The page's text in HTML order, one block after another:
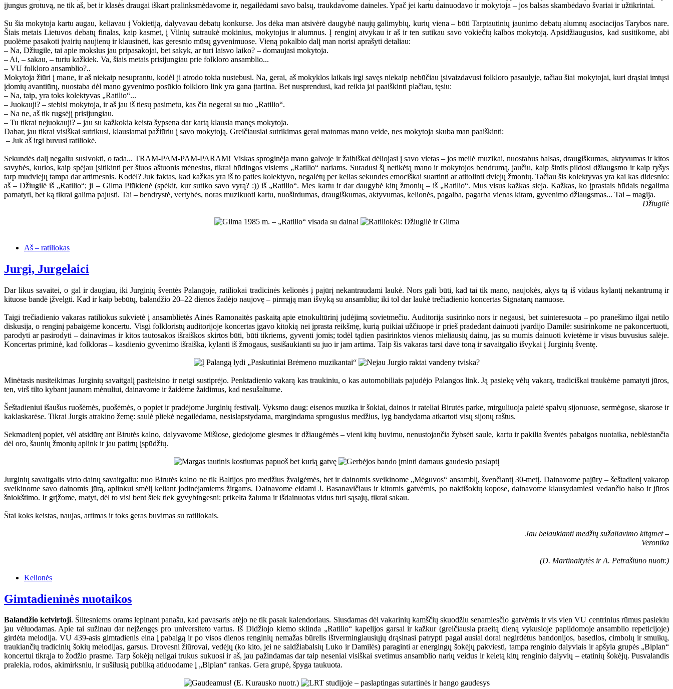
įjungus grotuvą, ne tik aš, bet ir klasės draugai iškart pralinksmėdavome ir, negailėdami savo balsų, traukdavome daineles. Ypač jei kartu dainuodavo ir mokytoja – jos balsas skambėdavo švariai ir užtikrintai.
Su šia mokytoja kartu augau, keliavau į Vokietiją, dalyvavau debatų konkurse. Jos dėka man atsivėrė daugybė naujų galimybių, kurių viena – būti Tarptautinių jaunimo debatų alumnų asociacijos Tarybos nare.
Šiais metais Lietuvos debatų finalas, kaip kasmet, į Vilnių sutraukė mokinius, mokytojus ir alumnus. Į renginį atvykau ir aš ir ten sutikau savo vokiečių kalbos mokytoją. Apsidžiaugusios, kad susitikome, abi
puolėme pasakoti įvairių naujienų ir klausinėti, kas geresnio mūsų gyvenimuose. Vieną pokalbio dalį man norisi aprašyti detaliau:
– Na, Džiugile, tai apie mokslus jau pripasakojai, bet sakyk, ar turi laisvo laiko? – domaujasi mokytoja.
– Ai, – sakau, – turiu kažkiek. Va, šiais metais prisijungiau prie folkloro ansamblio...
– VU folkloro ansamblio?..
Mokytoja žiūri į mane, ir aš niekaip nesuprantu, kodėl ji atrodo tokia nustebusi. Na, gerai, aš mokyklos laikais irgi savęs niekaip nebūčiau įsivaizdavusi folkloro pasaulyje, tačiau šiai mokytojai, kuri drąsiai imtųsi
įdomių avantiūrų, nuostaba dėl mano gyvenimo posūkio folkloro link yra gana įtartina. Bet nusprendusi, kad reikia jai paaiškinti plačiau, tęsiu:
– Na, taip, yra toks kolektyvas „Ratilio“...
– Juokauji? – stebisi mokytoja, ir aš jau iš tiesų pasimetu, kas čia negerai su tuo „Ratilio“.
– Na ne, aš tik rugsėjį prisijungiau.
– Tu tikrai nejuokauji? – jau su kažkokia keista šypsena dar kartą klausia manęs mokytoja.
Dabar, jau tikrai visiškai sutrikusi, klausiamai pažiūriu į savo mokytoją. Greičiausiai sutrikimas gerai matomas mano veide, nes mokytoja skuba man paaiškinti:
– Juk aš irgi buvusi ratiliokė.
Sekundės dalį negaliu susivokti, o tada... TRAM-PAM-PAM-PARAM! Viskas sproginėja mano galvoje ir žaibiškai dėliojasi į savo vietas – jos meilė muzikai, nuostabus balsas, draugiškumas, aktyvumas ir kitos
savybės, kurios, kaip spėjau įsitikinti per šiuos aštuonis mėnesius, tikrai būdingos visiems „Ratilio“ nariams. Suradusi šį netikėtą mano ir mokytojos bendrumą, jaučiu, kaip širdis pildosi džiaugsmo ir kaip ryšys
tarp mudviejų tampa dar artimesnis. Kodėl? Juk faktas, kad kažkas yra iš to paties kolektyvo, negalėtų per kelias sekundes emociškai suartinti ar atitolinti dviejų žmonių. Tačiau šis kolektyvas yra kai kas didesnio:
aš – Džiugilė iš „Ratilio“; ji – Gilma Plūkienė (spėkit, kur sutiko savo vyrą? :)) iš „Ratilio“. Mes kartu ir dar daugybė kitų žmonių – iš „Ratilio“. Mus visus kažkas sieja. Kažkas, ko įprastais būdais negalima
pamatyti, bet ką tikrai galima pajusti. Tai – bendrystė, vertybės, noras muzikuoti kartu, nuoširdumas, draugiškumas, aktyvumas, kelionės, pagalba, pagarba vienas kitam, gyvenimo džiaugsmas... Tai – magija.
Džiugilė
Aš – ratiliokas
Jurgi, Jurgelaici
Dar likus savaitei, o gal ir daugiau, iki Jurginių šventės Palangoje, ratiliokai tradicinės kelionės į pajūrį nekantraudami laukė. Nors gali būti, kad tai tik mano, naujokės, akys tą iš vidaus kylantį nekantrumą ir
kituose bandė įžvelgti. Kad ir kaip bebūtų, balandžio 20–22 dienos žadėjo naujovę – pirmąją man išvyką su ansambliu; iki tol dar laukė trečiadienio koncertas Signatarų namuose.
Taigi trečiadienio vakaras ratiliokus sukvietė į ansamblietės Ainės Ramonaitės paskaitą apie etnokultūrinį judėjimą sovietmečiu. Auditorija susirinko nors ir negausi, bet suinteresuota – po pranešimo ilgai netilo
diskusija, o renginį pabaigėme koncertu. Visgi folkloristų auditorijoje koncertas įgavo kitokią nei įprasta reikšmę, kurią puikiai užčiuopė ir prieš pradedant dainuoti įvardijo Damilė: susirinkome ne pakoncertuoti,
parodyti ar pasirodyti – dainavimas ir kitos tautosakos išraiškos skirtos būti, būti tikriems, gyventi jomis; todėl tądien pasirinktos vienos mieliausių dainų, jas su mumis dainuoti kvietėme ir visus buvusius salėje.
Koncertas priminė, kad folkloras – kasdienio gyvenimo išraiška, kylanti iš žmogaus, susišaukianti su juo ir jam artima. Taip šis vakaras tarsi davė toną ir savaitgalio išvykai į Jurginių šventę.
Minėtasis nusiteikimas Jurginių savaitgalį pasiteisino ir netgi sustiprėjo. Penktadienio vakarą kas traukiniu, o kas automobiliais pajudėjo Palangos link. Ją pasiekę vėlų vakarą, tradiciškai traukėme pamatyti jūros,
ten, virš tilto kybant jaunam mėnuliui, dainavome ir žaidėme žaidimus, kad nesušaltume.
Šeštadieniui išaušus ruošėmės, puošėmės, o popiet ir pradėjome Jurginių festivalį. Vyksmo daug: eisenos muzika ir šokiai, dainos ir rateliai Birutės parke, mirguliuoja paletė spalvų sijonuose, sermėgose, skarose ir
kaklaskarėse. Tikrai Jurgis atrakino žemę: saulė pliekė negailėdama, nesislapstydama, margindama sprogusius medžius, lyg bandydama atkartoti visų sijonų raštus.
Sekmadienį popiet, vėl atsidūrę ant Birutės kalno, dalyvavome Mišiose, giedojome giesmes ir džiaugėmės – vieni kitų buvimu, nenustojančia žybsėti saule, kartu ir pakilia šventės pabaigos nuotaika, neblėstančia
dėl oro, šaunių žmonių aplink ir jau patirtų įspūdžių.
Jurginių savaitgalis virto dainų savaitgaliu: nuo Birutės kalno ne tik Baltijos pro medžius žvalgėmės, bet ir dainomis sveikinome „Mėguvos“ ansamblį, švenčiantį 30-metį. Dainavome pajūry – šeštadienį vakarop
sveikinome savo dainomis jūrą, aplinkui smėlį keliant jodinėjamiems žirgams. Dainavome eidami J. Basanavičiaus ir kitomis gatvėmis, po naktišokių kopose, dainavome klausydamiesi vedančio balso ir jūros
šniokštimo. Ir grįžome, matyt, dėl to visi bent šiek tiek gyvybingesni: prikelta žaluma ir išdainuotas vidus turi sąsajų, tikrai sakau.
Štai koks keistas, naujas, artimas ir toks geras buvimas su ratiliokais.
Jau belaukianti medžių sužaliavimo kitąmet –
Veronika
(D. Martinaitytės ir A. Petrašiūno nuotr.)
Kelionės
Gimtadieninės nuotaikos
Balandžio ketvirtoji. Šiltesniems orams lepinant panašu, kad pavasaris atėjo ne tik pasak kalendoriaus. Siusdamas dėl vakarinių kamščių skuodžiu senamiesčio gatvėmis ir vis vien VU centrinius rūmus pasiekiu
jau vėluodamas. Apie tai sužinau dar neįžengęs pro universiteto vartus. Iš Didžiojo kiemo sklinda „Ratilio“ kapelijos garsai ir kažkur (greičiausia praeitą dieną vykusioje papildomoje ansamblio repeticijoje)
girdėta melodija. VU 439-asis gimtadienis eina į pabaigą ir po visos dienos renginių nemažas būrelis ištvermingiausiųjų drąsinasi patrypti pagal ausiai dorai negirdėtus bandonijos, basedlos, cimbolų ir smuikų,
traukiančių tradicinių šokių melodijas, garsus. Drovesni žiūrovai, vedėjų (ko kito, jei ne saldžiabalsių Luko ir Damilės) paraginti ar energingų šokėjų pakviesti, tampa renginio dalyviais ir apšyla grupės „Biplan“
koncertui tikrąja to žodžio prasme. Tarp šokėjų neilgai trukus sukuosi ir aš, jau pažindamas dar taip neseniai visiškai svetimus ansamblio narių veidus ir keletą kitų renginio dalyvių – etatinių šokėjų. Pusvalandis
pralekia, rodos, akimirksniu, ir sušilusią publiką atiduodame į „Biplan“ rankas. Gera grupė, špyga taukuota.